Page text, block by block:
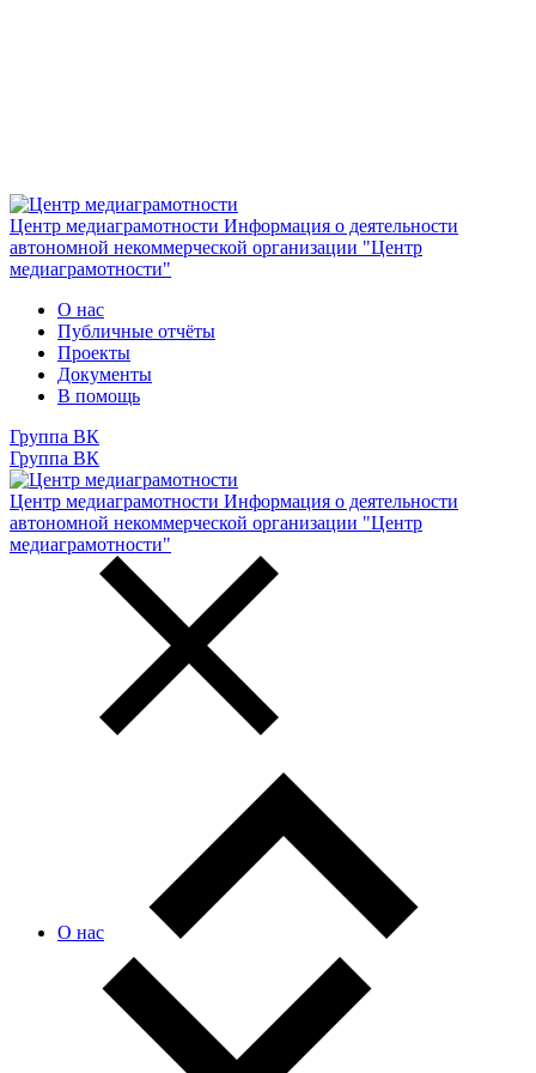
Центр медиаграмотности Информация о деятельности
автономной некоммерческой организации "Центр
медиаграмотности"
О нас
Публичные отчёты
Проекты
Документы
В помощь
Группа ВК
Группа ВК
Центр медиаграмотности Информация о деятельности
автономной некоммерческой организации "Центр
медиаграмотности"
О нас